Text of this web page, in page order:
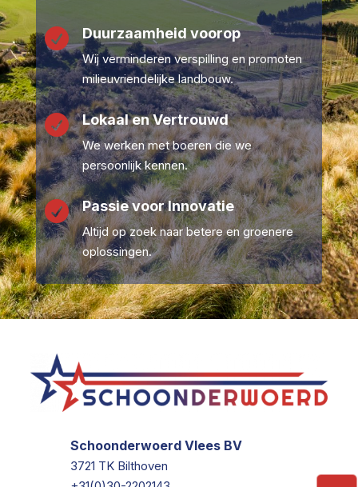
 Duurzaamheid voorop
Wij verminderen verspilling en promoten
milieuvriendelijke landbouw.
 Lokaal en Vertrouwd
We werken met boeren die we
persoonlijk kennen.
 Passie voor Innovatie
Altijd op zoek naar betere en groenere
oplossingen.
Schoonderwoerd Vlees BV
3721 TK Bilthoven